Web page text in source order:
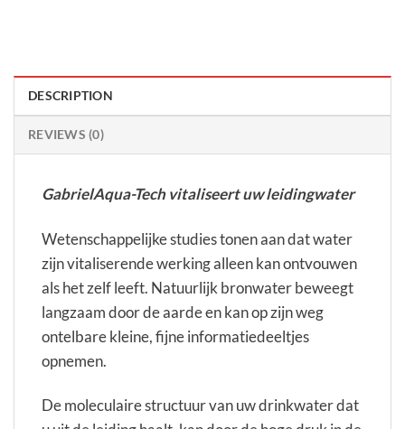
DESCRIPTION
REVIEWS (0)
GabrielAqua-Tech vitaliseert uw leidingwater
Wetenschappelijke studies tonen aan dat water
zijn vitaliserende werking alleen kan ontvouwen
als het zelf leeft. Natuurlijk bronwater beweegt
langzaam door de aarde en kan op zijn weg
ontelbare kleine, fijne informatiedeeltjes
opnemen.
De moleculaire structuur van uw drinkwater dat